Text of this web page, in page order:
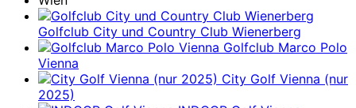
Golfclub City und Country Club Wienerberg
Golfclub Marco Polo
Vienna
City Golf Vienna (nur
2025)